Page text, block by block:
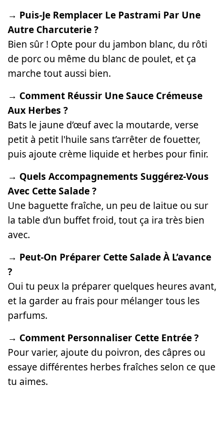
→ Puis-Je Remplacer Le Pastrami Par Une
Autre Charcuterie ?
Bien sûr ! Opte pour du jambon blanc, du rôti
de porc ou même du blanc de poulet, et ça
marche tout aussi bien.
→ Comment Réussir Une Sauce Crémeuse
Aux Herbes ?
Bats le jaune d’œuf avec la moutarde, verse
petit à petit l'huile sans t’arrêter de fouetter,
puis ajoute crème liquide et herbes pour finir.
→ Quels Accompagnements Suggérez-Vous
Avec Cette Salade ?
Une baguette fraîche, un peu de laitue ou sur
la table d’un buffet froid, tout ça ira très bien
avec.
→ Peut-On Préparer Cette Salade À L’avance
?
Oui tu peux la préparer quelques heures avant,
et la garder au frais pour mélanger tous les
parfums.
→ Comment Personnaliser Cette Entrée ?
Pour varier, ajoute du poivron, des câpres ou
essaye différentes herbes fraîches selon ce que
tu aimes.